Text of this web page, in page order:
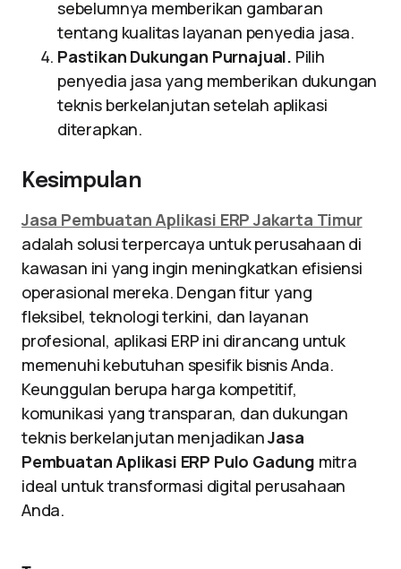
sebelumnya memberikan gambaran
tentang kualitas layanan penyedia jasa.
Pastikan Dukungan Purnajual. Pilih
penyedia jasa yang memberikan dukungan
teknis berkelanjutan setelah aplikasi
diterapkan.
Kesimpulan
Jasa Pembuatan Aplikasi ERP Jakarta Timur
adalah solusi terpercaya untuk perusahaan di
kawasan ini yang ingin meningkatkan efisiensi
operasional mereka. Dengan fitur yang
fleksibel, teknologi terkini, dan layanan
profesional, aplikasi ERP ini dirancang untuk
memenuhi kebutuhan spesifik bisnis Anda.
Keunggulan berupa harga kompetitif,
komunikasi yang transparan, dan dukungan
teknis berkelanjutan menjadikanJasa
Pembuatan Aplikasi ERP Pulo Gadung mitra
ideal untuk transformasi digital perusahaan
Anda.